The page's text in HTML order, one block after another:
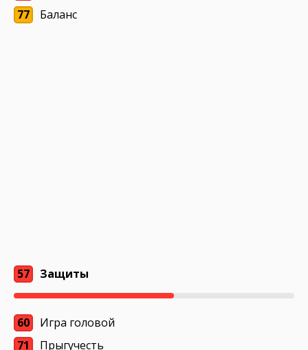
77
Баланс
57 Защиты
60
Игра головой
71
Прыгучесть